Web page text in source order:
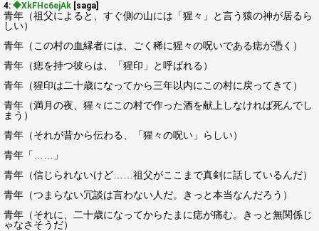
4: ◆XkFHc6ejAk [saga]
青年（祖父によると、すぐ側の山には「猩々」と言う猿の神が居るら
しい）
青年（この村の血縁者には、ごく稀に猩々の呪いである痣が憑く）
青年（痣を持つ彼らは、「猩印」と呼ばれる）
青年（猩印は二十歳になってから三年以内にこの村に戻ってきて）
青年（満月の夜、猩々にこの村で作った酒を献上しなければ死んでし
まう）
青年（それが昔から伝わる、「猩々の呪い」らしい）
青年「……」
青年（信じられないけど……祖父がここまで真剣に話しているんだ）
青年（つまらない冗談は言わない人だ。きっと本当なんだろう）
青年（それに、二十歳になってからたまに痣が痛む。きっと無関係じ
ゃなさそうだ）